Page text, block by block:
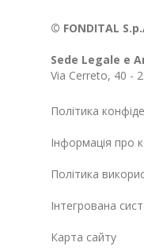
© FONDITAL
Sede Legale e
Via Cerreto, 40 -
Політика
Інформація про
Політика
Інтегрована
Карта сайту